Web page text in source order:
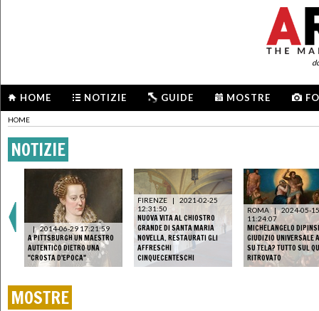
HOME NOTIZIE GUIDE MOSTRE
HOME
NOTIZIE
| 2014-06-29 17:21:59
A PITTSBURGH UN MAESTRO
AUTENTICO DIETRO UNA
"CROSTA D'EPOCA"
FIRENZE |
2021-02-25
12:31:50
NUOVA VITA AL CHIOSTRO
GRANDE DI SANTA MARIA
NOVELLA. RESTAURATI GLI
AFFRESCHI
CINQUECENTESCHI
ROMA | 2024-05-15
11:24:07
MICHELANGELO
GIUDIZIO UNIVERSALE
SU TELA? TUTTO SUL
RITROVATO
MOSTRE